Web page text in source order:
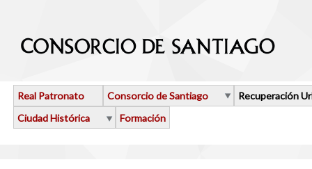
Real Patronato Consorcio de Santiago
Recuperación
Ciudad Histórica
Formación